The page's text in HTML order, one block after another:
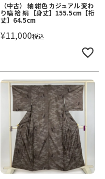
（中古） 紬 紺色 カジュアル 変わ
り縞 袷 絹 【身丈】155.5cm【裄
丈】64.5cm
¥11,000税込